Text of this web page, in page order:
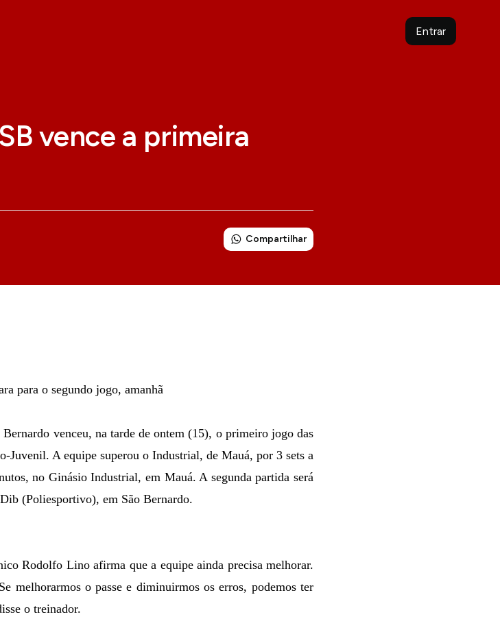
Entrar
vence a primeira
Compartilhar
para o segundo jogo, amanhã
venceu, na tarde de ontem (15), o primeiro jogo das
Juvenil. A equipe superou o Industrial, de Mauá, por 3 sets a
no Ginásio Industrial, em Mauá. Asegunda partida será
(Poliesportivo), em São Bernardo.
Rodolfo Lino afirma que a equipe ainda precisa melhorar.
melhorarmos o passe e diminuirmos os erros, podemos ter
o treinador.